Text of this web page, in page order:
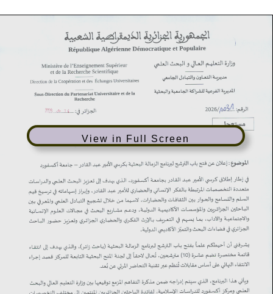
View in Full Screen